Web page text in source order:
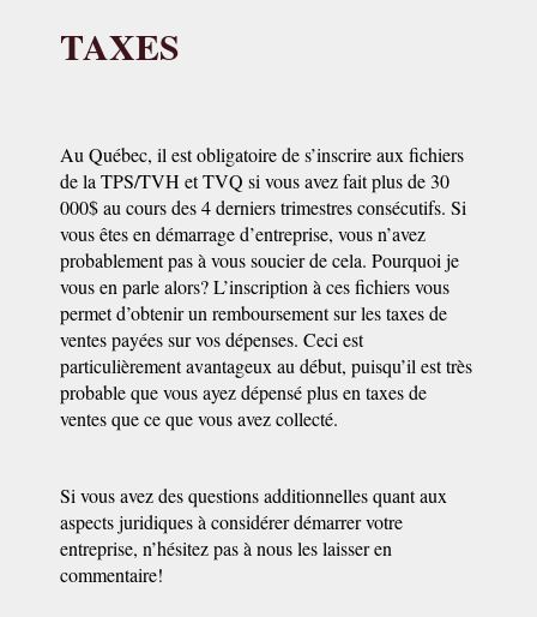
TAXES
Au Québec, il est obligatoire de s’inscrire aux fichiers
de la TPS/TVH et TVQ si vous avez fait plus de 30
000$ au cours des 4 derniers trimestres consécutifs. Si
vous êtes en démarrage d’entreprise, vous n’avez
probablement pas à vous soucier de cela. Pourquoi je
vous en parle alors? L’inscription à ces fichiers vous
permet d’obtenir un remboursement sur les taxes de
ventes payées sur vos dépenses. Ceci est
particulièrement avantageux au début, puisqu’il est très
probable que vous ayez dépensé plus en taxes de
ventes que ce que vous avez collecté.
Si vous avez des questions additionnelles quant aux
aspects juridiques à considérer démarrer votre
entreprise, n’hésitez pas à nous les laisser en
commentaire!